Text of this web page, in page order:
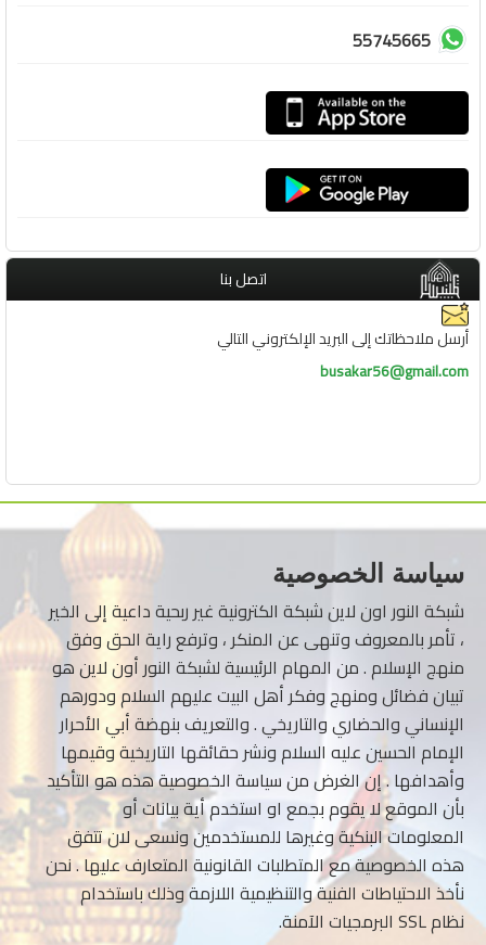
55745665
اتصل بنا
أرسل ملاحظاتك إلى البريد الإلكتروني التالي
busakar56@gmail.com
سياسة الخصوصية
شبكة النور اون لاين شبكة الكترونية غير ربحية داعية إلى الخير
، تأمر بالمعروف وتنهى عن المنكر ، وترفع راية الحق وفق
منهج الإسلام . من المهام الرئيسية لشبكة النور أون لاين هو
تبيان فضائل ومنهج وفكر أهل البيت عليهم السلام ودورهم
الإنساني والحضاري والتاريخي . والتعريف بنهضة أبي الأحرار
الإمام الحسين عليه السلام ونشر حقائقها التاريخية وقيمها
وأهدافها . إن الغرض من سياسة الخصوصية هذه هو التأكيد
بأن الموقع لا يقوم بجمع او استخدم أية بيانات أو
المعلومات البنكية وغيرها للمستخدمين ونسعى لان تتفق
هذه الخصوصية مع المتطلبات القانونية المتعارف عليها . نحن
نأخذ الاحتياطات الفنية والتنظيمية اللازمة وذلك باستخدام
نظام SSL البرمجيات الآمنة.